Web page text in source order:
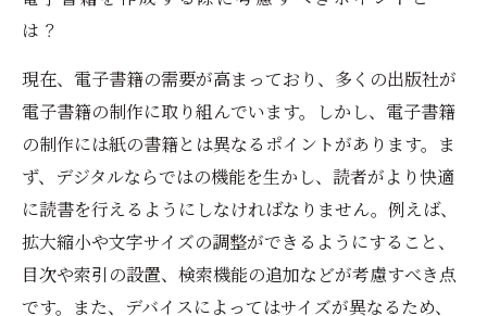
は？
現在、電子書籍の需要が高まっており、多くの出版社が
電子書籍の制作に取り組んでいます。しかし、電子書籍
の制作には紙の書籍とは異なるポイントがあります。ま
ず、デジタルならではの機能を生かし、読者がより快適
に読書を行えるようにしなければなりません。例えば、
拡大縮小や文字サイズの調整ができるようにすること、
目次や索引の設置、検索機能の追加などが考慮すべき点
です。また、デバイスによってはサイズが異なるため、